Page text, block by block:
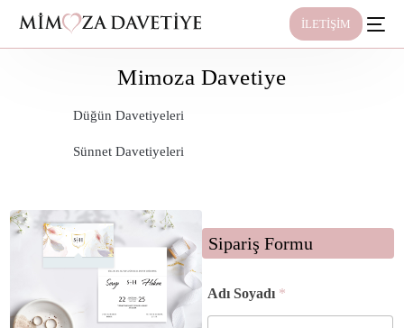
İLETİŞİM
Mimoza Davetiye
Düğün Davetiyeleri
Sünnet Davetiyeleri
Sipariş Formu
Adı Soyadı *